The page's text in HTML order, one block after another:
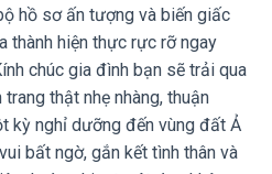
hồ sơ ấn tượng và biến giấc
thành hiện thực rực rỡ ngay
chúc gia đình bạn sẽ trải qua
thật nhẹ nhàng, thuận
kỳ nghỉ dưỡng đến vùng đất Ả
bất ngờ, gắn kết tình thân và